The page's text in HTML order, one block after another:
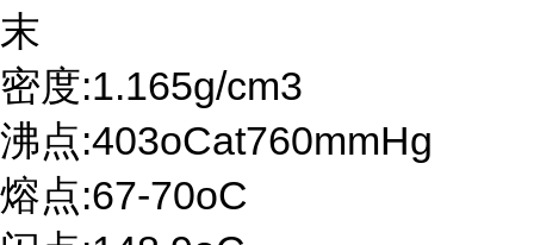
末
密度:1.165g/cm3
沸点:403oCat760mmHg
熔点:67-70oC